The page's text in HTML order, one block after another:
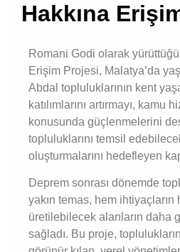
Hakkına
Romani Godi olarak
Erişim Projesi, Malatya’da
Abdal topluluklarının kent
katılımlarını artırmayı, kamu
konusunda güçlenmelerini
topluluklarını temsil
oluşturmalarını hedefleyen
Deprem sonrası dönemde
yakın temas, hem ihtiyaçların
üretilebilecek alanların daha
sağladı. Bu proje,